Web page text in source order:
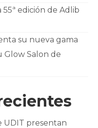
edición de Adlib
su nueva gama
Glow Salon de
UDIT presentan